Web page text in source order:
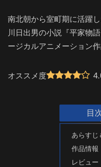
南北朝から室町期に活躍
川日出男の小説『平家物
ージカルアニメーション作
オススメ度
目
あらすじ
作品情報
レビュー